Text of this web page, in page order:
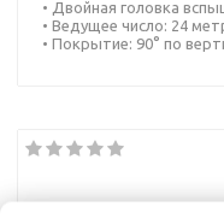
• Двойная головка
• Ведущее число: 24
• Покрытие: 90° по